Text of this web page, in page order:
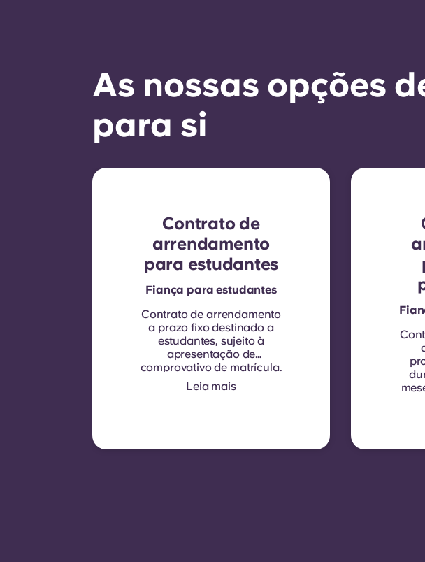
As nossas opções
para si
Contrato de
arrendamento
para estudantes
Fiança para estudantes
Contrato de arrendamento
a prazo fixo destinado a
estudantes, sujeito à
apresentação de
comprovativo de matrícula.
A duração do contrato é de
nove meses. A renovação
sujeita a critérios de
Leia mais
se